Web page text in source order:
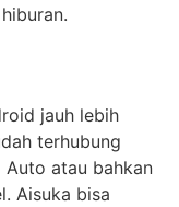
jauh lebih
terhubung
atau bahkan
Aisuka bisa